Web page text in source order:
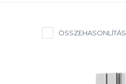
ÖSSZEHASONLÍTÁS